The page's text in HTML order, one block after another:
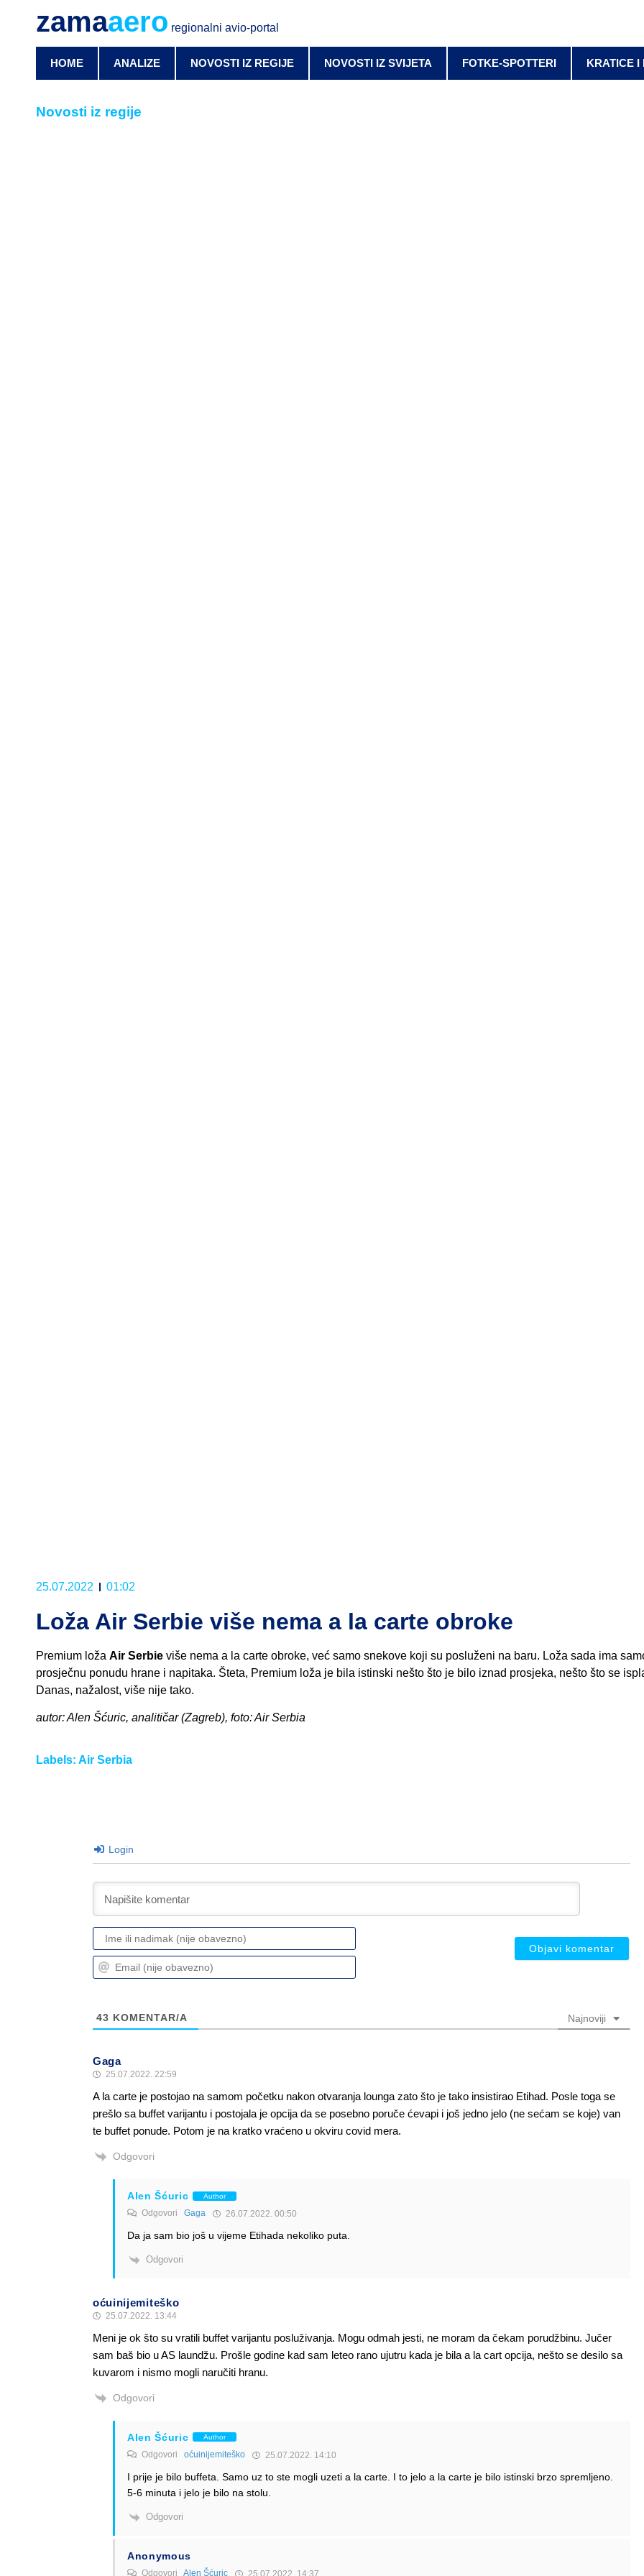
zamaaero regionalni avio-portal
HOME ANALIZE NOVOSTI IZ REGIJE NOVOSTI IZ SVIJETA FOTKE-SPOTTERI KRATICE I
Novosti iz regije
25.07.2022 01:02
Loža Air Serbie više nema a la carte obroke
Premium loža Air Serbie više nema a la carte obroke, već samo snekove koji su posluženi na baru. Loža sada ima
prosječnu ponudu hrane i napitaka. Šteta, Premium loža je bila istinski nešto što je bilo iznad prosjeka, nešto što se
Danas, nažalost, više nije tako.
autor: Alen Šćuric, analitičar (Zagreb), foto: Air Serbia
Labels: Air Serbia
Login
Ime
ili
nadimak
Email
(nije
43 KOMENTAR/A Najnoviji
Gaga
25.07.2022. 22:59
A la carte je postojao na samom početku nakon otvaranja lounga zato što je tako insistirao Etihad. Posle toga se
prešlo sa buffet varijantu i postojala je opcija da se posebno poruče ćevapi i još jedno jelo (ne sećam se koje) van
te buffet ponude. Potom je na kratko vraćeno u okviru covid mera.
Odgovori
Alen Šćuric Author
Odgovori Gaga 26.07.2022. 00:50
Da ja sam bio još u vijeme Etihada nekoliko puta.
Odgovori
oćuinijemiteško
25.07.2022. 13:44
Meni je ok što su vratili buffet varijantu posluživanja. Mogu odmah jesti, ne moram da čekam porudžbinu. Jučer
sam baš bio u AS laundžu. Prošle godine kad sam leteo rano ujutru kada je bila a la cart opcija, nešto se desilo sa
kuvarom i nismo mogli naručiti hranu.
Odgovori
Alen Šćuric Author
Odgovori oćuinijemiteško 25.07.2022. 14:10
I prije je bilo buffeta. Samo uz to ste mogli uzeti a la carte. I to jelo a la carte je bilo istinski brzo spremljeno.
5-6 minuta i jelo je bilo na stolu.
Odgovori
Anonymous
Odgovori Alen Šćuric 25.07.2022. 14:37